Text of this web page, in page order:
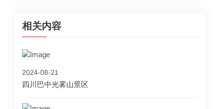
相关内容
2024-08-21
四川巴中光雾山景区